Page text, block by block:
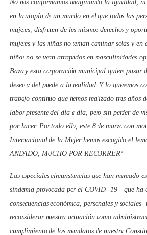
No nos conformamos imaginando la igualdad, ni
en la utopía de un mundo en el que todas las
mujeres, disfruten de los mismos derechos y
mujeres y las niñas no teman caminar solas y en
niños no se vean atrapados en masculinidades
Baza y esta corporación municipal quiere pasar
deseo y del puede a la realidad. Y lo queremos
trabajo continuo que hemos realizado tras años
labor presente del día a día, pero sin perder de
por hacer. Por todo ello, este 8 de marzo con
Internacional de la Mujer hemos escogido el
ANDADO, MUCHO POR RECORRER”
Las especiales circunstancias que han marcado
sindemia provocada por el COVID- 19 – que ha
consecuencias económica, personales y
reconsiderar nuestra actuación como
cumplimiento de los mandatos de nuestra